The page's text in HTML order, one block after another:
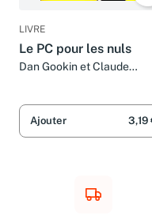
LIVRE
Le PC pour les nuls
Dan Gookin et Claude
Ajouter 3,19